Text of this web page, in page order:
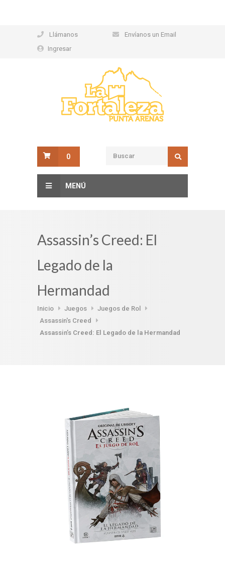
Llámanos
Envíanos un Email
Ingresar
0
MENÚ
Assassin’s Creed: El
Legado de la
Hermandad
Inicio Juegos
Juegos de Rol
Assassin's Creed
Assassin’s Creed: El Legado de la Hermandad